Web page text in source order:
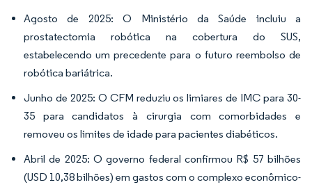
Agosto de 2025: O Ministério da Saúde incluiu a
prostatectomia robótica na cobertura do SUS,
estabelecendo um precedente para o futuro reembolso de
robótica bariátrica.
Junho de 2025: O CFM reduziu os limiares de IMC para 30-
35 para candidatos à cirurgia com comorbidades e
removeu os limites de idade para pacientes diabéticos.
Abril de 2025: O governo federal confirmou R$ 57 bilhões
(USD 10,38 bilhões) em gastos com o complexo econômico-